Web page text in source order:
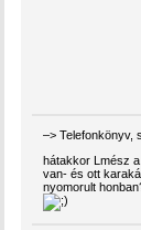
–> Telefonkönyv,
hátakkor Lmész
van- és ott
nyomorult